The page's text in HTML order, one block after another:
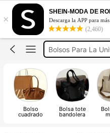
×
SHEIN-MODA DE
Descarga la APP para
(2,460)
Bolsa Para
Tote Bag
Bolsas Para Dama
Bolsos Para La
Bolsa Para
Bolso
cuadrado
Bolsa tote
bandolera